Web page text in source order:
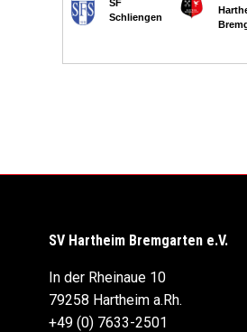
SV Hartheim Bremgarten e.V.
In der Rheinaue 10
79258 Hartheim a.Rh.
+49 (0) 7633-2501